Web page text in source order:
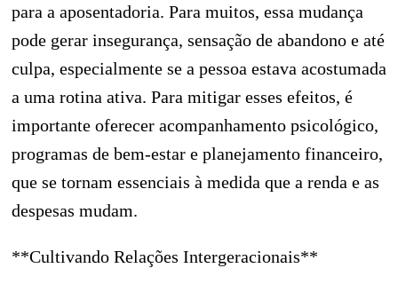
para a aposentadoria. Para muitos, essa mudança
pode gerar insegurança, sensação de abandono e até
culpa, especialmente se a pessoa estava acostumada
a uma rotina ativa. Para mitigar esses efeitos, é
importante oferecer acompanhamento psicológico,
programas de bem-estar e planejamento financeiro,
que se tornam essenciais à medida que a renda e as
despesas mudam.
**Cultivando Relações Intergeracionais**